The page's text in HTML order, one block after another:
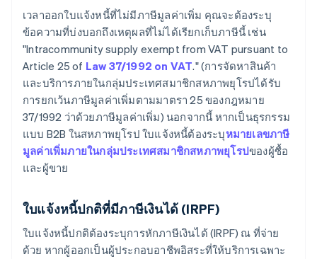
เวลาออกใบแจ้งหนี้ที่ไม่มีภาษีมูลค่าเพิ่ม คุณจะต้องระบุ
ข้อความที่บ่งบอกถึงเหตุผลที่ไม่ได้เรียกเก็บภาษีนี้ เช่น
"Intracommunity supply exempt from VAT pursuant to
Article 25 of Law 37/1992 on VAT." (การจัดหาสินค้า
และบริการภายในกลุ่มประเทศสมาชิกสหภาพยุโรปได้รับ
การยกเว้นภาษีมูลค่าเพิ่มตามมาตรา 25 ของกฎหมาย
37/1992 ว่าด้วยภาษีมูลค่าเพิ่ม) นอกจากนี้ หากเป็นธุรกรรม
แบบ B2B ในสหภาพยุโรป ใบแจ้งหนี้ต้องระบุหมายเลขภาษี
มูลค่าเพิ่มภายในกลุ่มประเทศสมาชิกสหภาพยุโรปของผู้ซื้อ
และผู้ขาย
ใบแจ้งหนี้ปกติที่มีภาษีเงินได้ (IRPF)
ใบแจ้งหนี้ปกติต้องระบุการหักภาษีเงินได้ (IRPF) ณ ที่จ่าย
ด้วย หากผู้ออกเป็นผู้ประกอบอาชีพอิสระที่ให้บริการเฉพาะ